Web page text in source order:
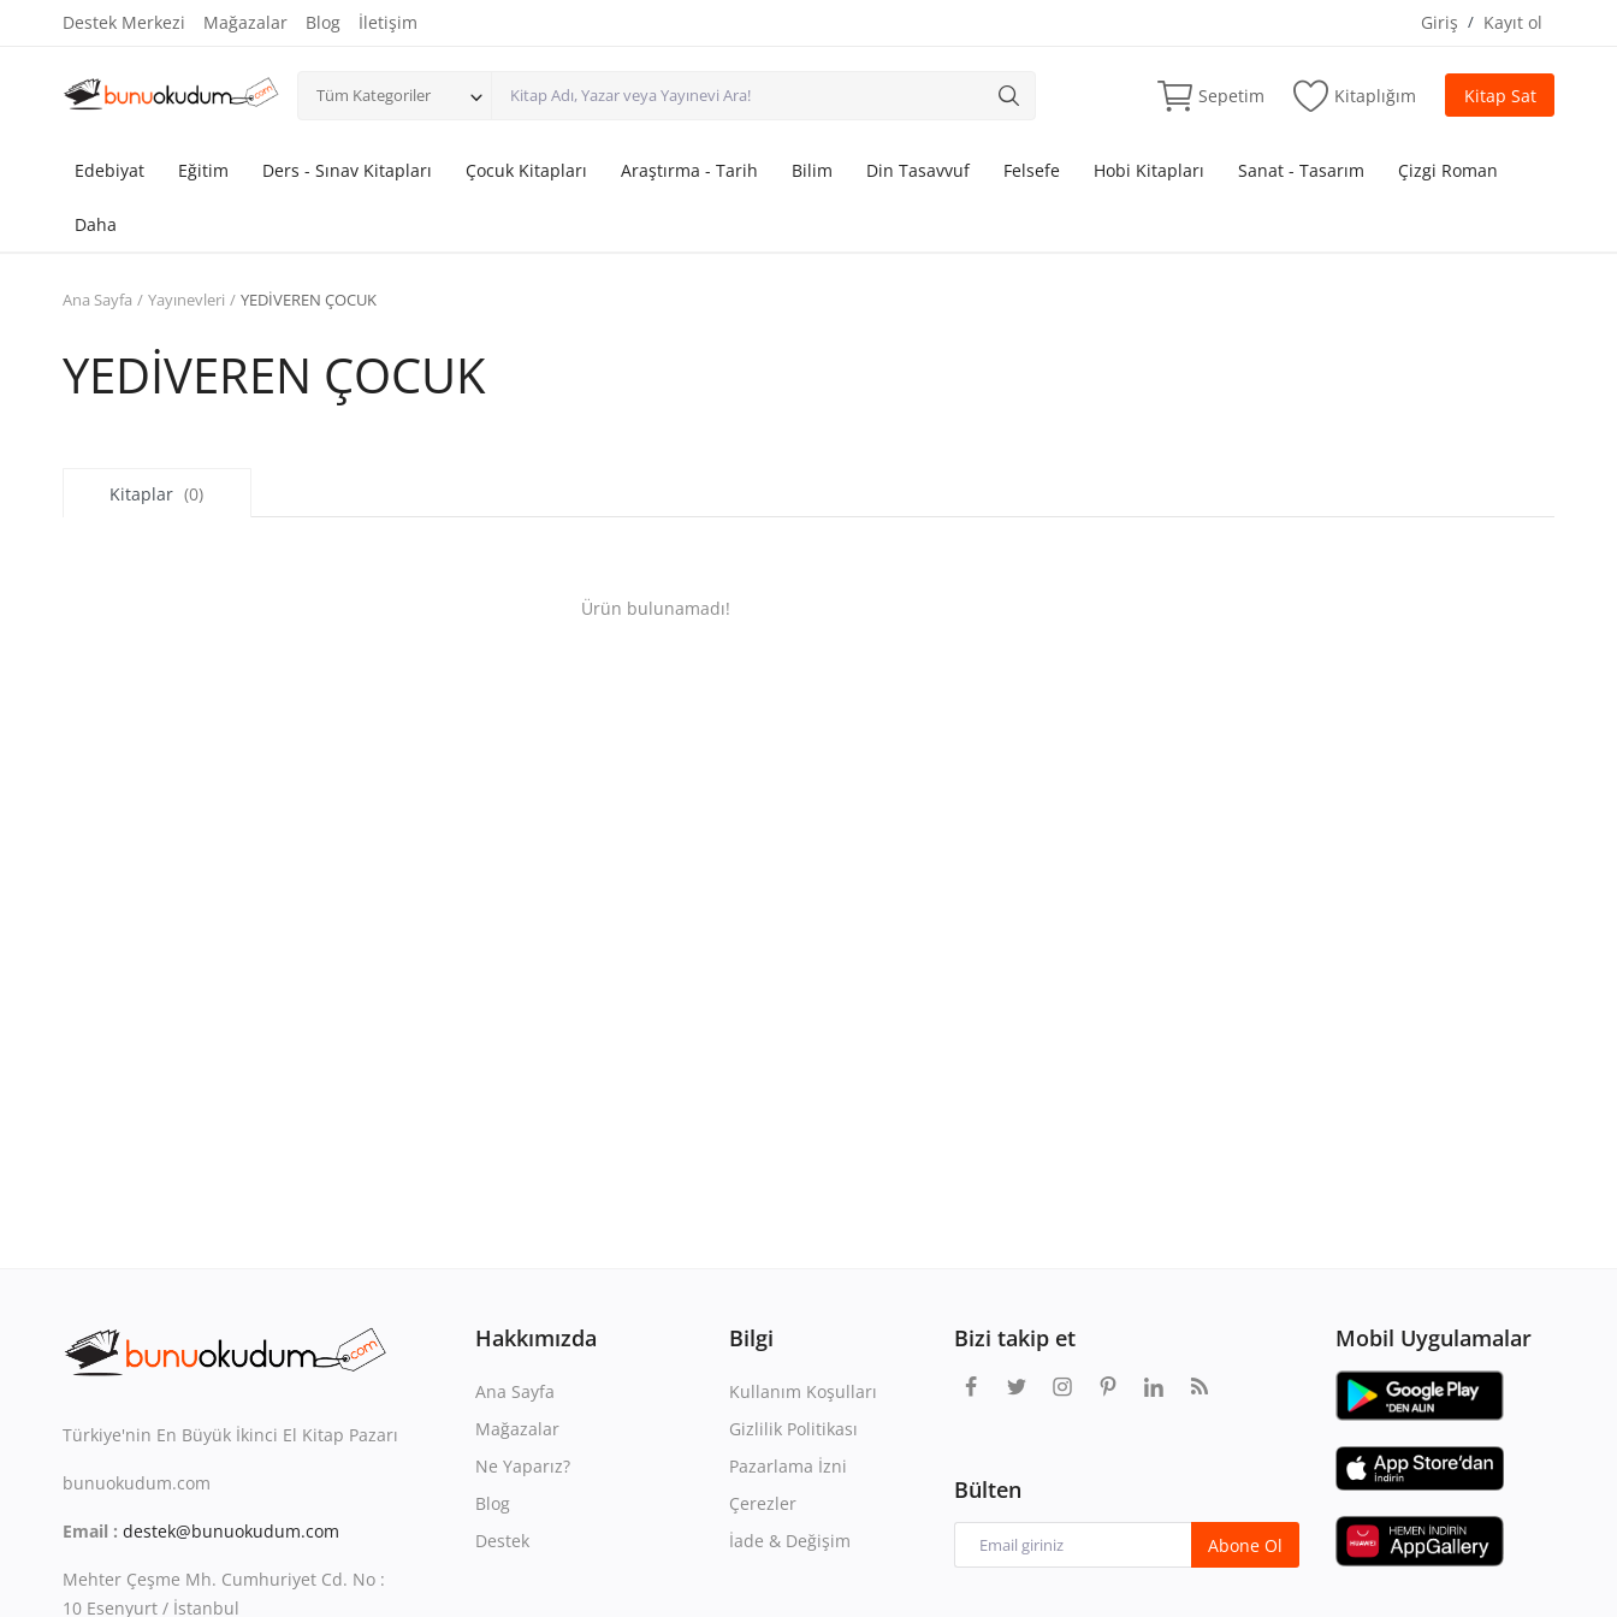
Destek Merkezi Mağazalar Blog İletişim Giriş / Kayıt ol
Tüm Kategoriler Sepetim Kitaplığım Kitap Sat
Edebiyat Eğitim Ders - Sınav Kitapları Çocuk Kitapları Araştırma - Tarih Bilim Din Tasavvuf Felsefe Hobi Kitapları Sanat - Tasarım Çizgi Roman
Daha
Ana Sayfa Yayınevleri YEDİVEREN ÇOCUK
YEDİVEREN ÇOCUK
Kitaplar (0)
Ürün bulunamadı!
Türkiye'nin En Büyük İkinci El Kitap Pazarı
bunuokudum.com
Email : destek@bunuokudum.com
Mehter Çeşme Mh. Cumhuriyet Cd. No :
10 Esenyurt / İstanbul
Hakkımızda
Ana Sayfa
Mağazalar
Ne Yaparız?
Blog
Destek
Bilgi
Kullanım Koşulları
Gizlilik Politikası
Pazarlama İzni
Çerezler
İade & Değişim
Bizi takip et
Bülten
Abone Ol
Mobil Uygulamalar